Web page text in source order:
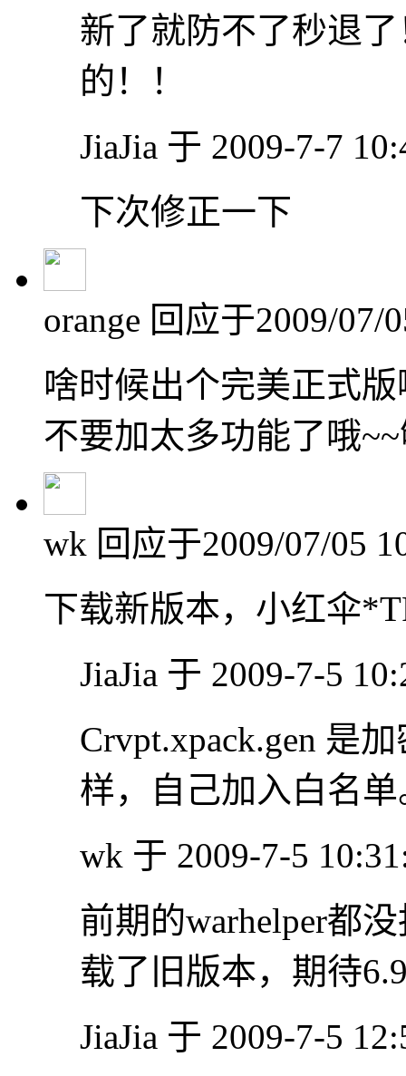
新了就防不了秒退
的！！
JiaJia 于 2009-7-7
下次修正一下
orange 回应于2009/07/
啥时候出个完美正式
不要加太多功能了哦
wk 回应于2009/07/05
下载新版本，小红伞
JiaJia 于 2009-7-5
Crvpt.xpack.gen 是
样，自己加入白名单
wk 于 2009-7-5
前期的warhelper都
载了旧版本，期待
JiaJia 于 2009-7-5